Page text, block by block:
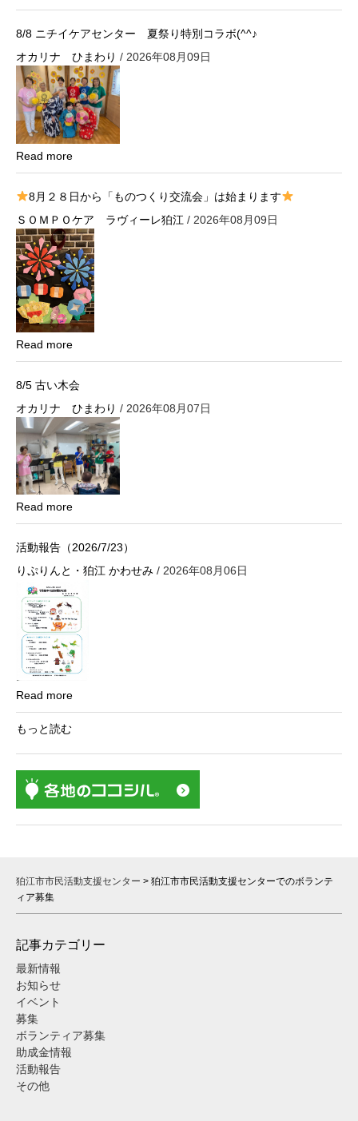
8/8 ニチイケアセンター 夏祭り特別コラボ(^^♪
オカリナ ひまわり / 2026年08月09日
Read more
8月２８日から「ものつくり交流会」は始まります
ＳＯＭＰＯケア ラヴィーレ狛江 / 2026年08月09日
Read more
8/5 古い木会
オカリナ ひまわり / 2026年08月07日
Read more
活動報告（2026/7/23）
りぷりんと・狛江 かわせみ / 2026年08月06日
Read more
もっと読む
狛江市市民活動支援センター > 狛江市市民活動支援センターでのボランテ
ィア募集
記事カテゴリー
最新情報
お知らせ
イベント
募集
ボランティア募集
助成金情報
活動報告
その他